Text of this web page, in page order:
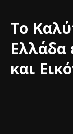
Το
Ελλάδα
και